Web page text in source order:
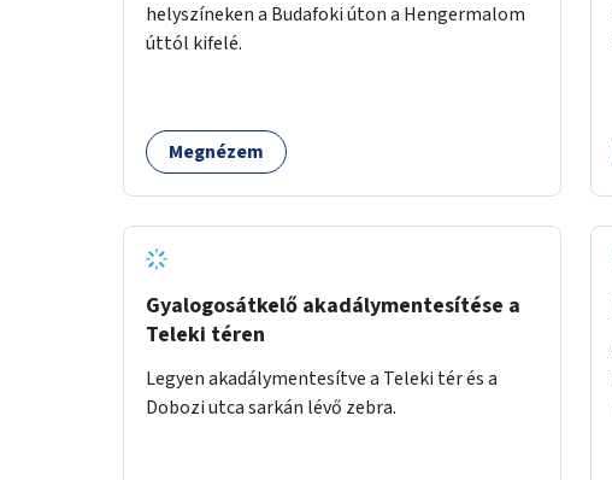
helyszíneken a Budafoki úton a Hengermalom
úttól kifelé.
Megnézem
Gyalogosátkelő akadálymentesítése a
Teleki téren
Legyen akadálymentesítve a Teleki tér és a
Dobozi utca sarkán lévő zebra.